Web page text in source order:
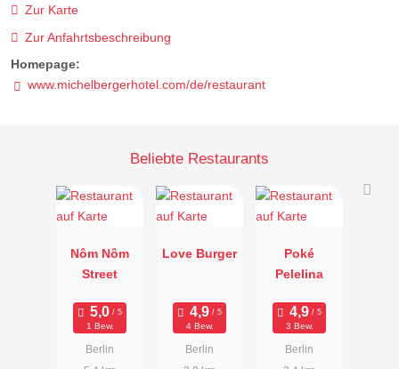
Zur Karte
Zur Anfahrtsbeschreibung
Homepage:
www.michelbergerhotel.com/de/restaurant
Beliebte Restaurants
Nôm Nôm
Street
1 Bew.
Berlin
Love Burger
4 Bew.
Berlin
Poké
Pelelina
3 Bew.
Berlin